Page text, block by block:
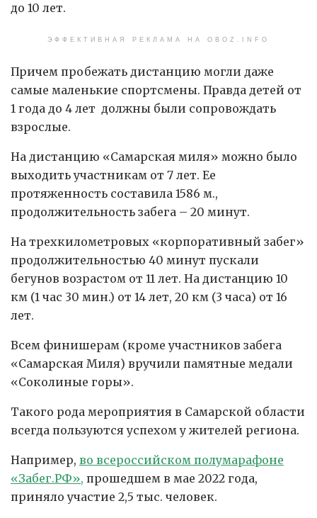
до 10 лет.
ЭФФЕКТИВНАЯ РЕКЛАМА НА OBOZ.INFO
Причем пробежать дистанцию могли даже
самые маленькие спортсмены. Правда детей от
1 года до 4 лет должны были сопровождать
взрослые.
На дистанцию «Самарская миля» можно было
выходить участникам от 7 лет. Ее
протяженность составила 1586 м.,
продолжительность забега – 20 минут.
На трехкилометровых «корпоративный забег»
продолжительностью 40 минут пускали
бегунов возрастом от 11 лет. На дистанцию 10
км (1 час 30 мин.) от 14 лет, 20 км (3 часа) от 16
лет.
Всем финишерам (кроме участников забега
«Самарская Миля) вручили памятные медали
«Соколиные горы».
Такого рода мероприятия в Самарской области
всегда пользуются успехом у жителей региона.
Например, во всероссийском полумарафоне
«Забег.РФ», прошедшем в мае 2022 года,
приняло участие 2,5 тыс. человек.